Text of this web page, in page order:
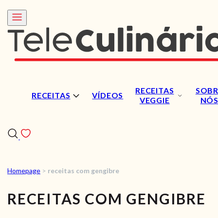
RECEITAS VÍDEOS
RECEITAS
VEGGIE
NÓS
RECEITAS
VÍDEOS
Homepage > receitas com gengibre
RECEITAS COM GENGIBRE